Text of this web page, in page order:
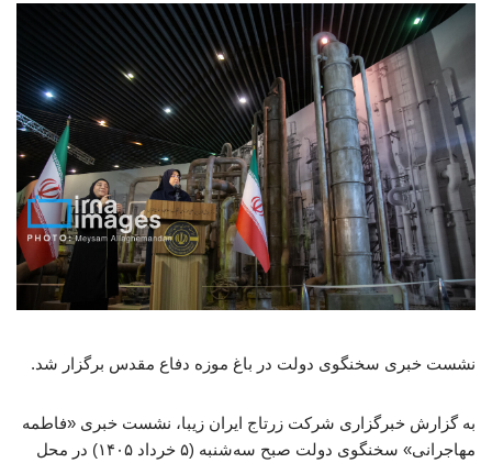
نشست خبری سخنگوی دولت در باغ موزه دفاع مقدس برگزار شد.
به گزارش خبرگزاری شرکت زرتاج ایران زیبا، نشست خبری «فاطمه
مهاجرانی» سخنگوی دولت صبح سه‌شنبه (۵ خرداد ۱۴۰۵) در محل